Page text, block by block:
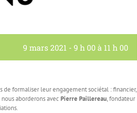
9 mars 2021 - 9 h 00à 11 h 00
de formaliser leur engagement sociétal : financier,
aborderons avec Pierre Paillereau, fondateur